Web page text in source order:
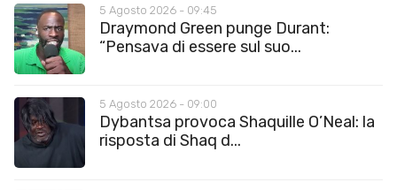
5 Agosto 2026 - 09:45
Draymond Green punge Durant:
“Pensava di essere sul suo...
5 Agosto 2026 - 09:00
Dybantsa provoca Shaquille O’Neal: la
risposta di Shaq d...